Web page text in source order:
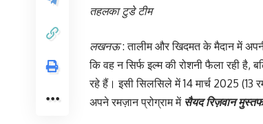
तहलका टुडे टीम
लखनऊ: तालीम और खिदमत के मैदान में
कि वह न सिर्फ इल्म की रोशनी फैला रही
रहे हैं। इसी सिलसिले में 14 मार्च 2025 (13
अपने रमज़ान प्रोग्राम में सैयद रिज़वान